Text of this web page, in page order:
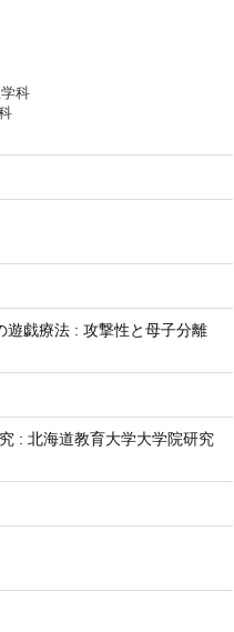
科
遊戯療法 : 攻撃性と母子分離
: 北海道教育大学大学院研究